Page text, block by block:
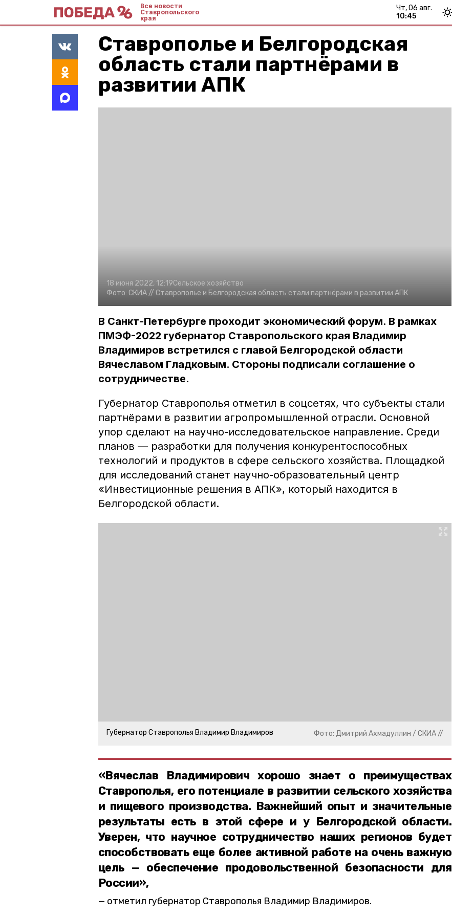
Все новости
Ставропольского
края
чт, 06 авг.
10:45
Ставрополье и Белгородская
область стали партнёрами в
развитии АПК
18 июня 2022, 12:19Сельское хозяйство
Фото: СКИА // Ставрополье и Белгородская область стали партнёрами в развитии АПК
В Санкт-Петербурге проходит экономический форум. В рамках
ПМЭФ-2022 губернатор Ставропольского края Владимир
Владимиров встретился с главой Белгородской области
Вячеславом Гладковым. Стороны подписали соглашение о
сотрудничестве.
Губернатор Ставрополья отметил в соцсетях, что субъекты стали
партнёрами в развитии агропромышленной отрасли. Основной
упор сделают на научно-исследовательское направление. Среди
планов — разработки для получения конкурентоспособных
технологий и продуктов в сфере сельского хозяйства. Площадкой
для исследований станет научно-образовательный центр
«Инвестиционные решения в АПК», который находится в
Белгородской области.
Губернатор Ставрополья Владимир Владимиров Фото: Дмитрий Ахмадуллин / СКИА //
«Вячеслав Владимирович хорошо знает о преимуществах
Ставрополья, его потенциале в развитии сельского хозяйства
и пищевого производства. Важнейший опыт и значительные
результаты есть в этой сфере и у Белгородской области.
Уверен, что научное сотрудничество наших регионов будет
способствовать еще более активной работе на очень важную
цель — обеспечение продовольственной безопасности для
России»,
отметил губернатор Ставрополья Владимир Владимиров.